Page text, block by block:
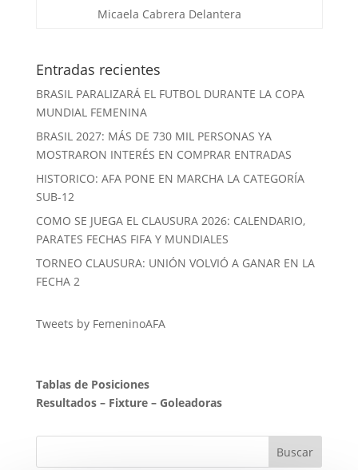
Micaela Cabrera Delantera
Entradas recientes
BRASIL PARALIZARÁ EL FUTBOL DURANTE LA COPA
MUNDIAL FEMENINA
BRASIL 2027: MÁS DE 730 MIL PERSONAS YA
MOSTRARON INTERÉS EN COMPRAR ENTRADAS
HISTORICO: AFA PONE EN MARCHA LA CATEGORÍA
SUB-12
COMO SE JUEGA EL CLAUSURA 2026: CALENDARIO,
PARATES FECHAS FIFA Y MUNDIALES
TORNEO CLAUSURA: UNIÓN VOLVIÓ A GANAR EN LA
FECHA 2
Tweets by FemeninoAFA
Tablas de Posiciones
Resultados– Fixture– Goleadoras